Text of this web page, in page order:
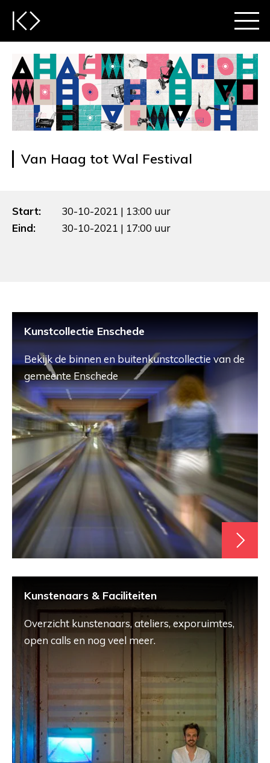
Van Haag tot Wal Festival
Start:
30-10-2021 | 13:00 uur
Eind:
30-10-2021 | 17:00 uur
Kunstcollectie Enschede
Bekijk de binnen en buitenkunstcollectie van de
gemeente Enschede
Kunstenaars & Faciliteiten
Overzicht kunstenaars, ateliers, exporuimtes,
open calls en nog veel meer.